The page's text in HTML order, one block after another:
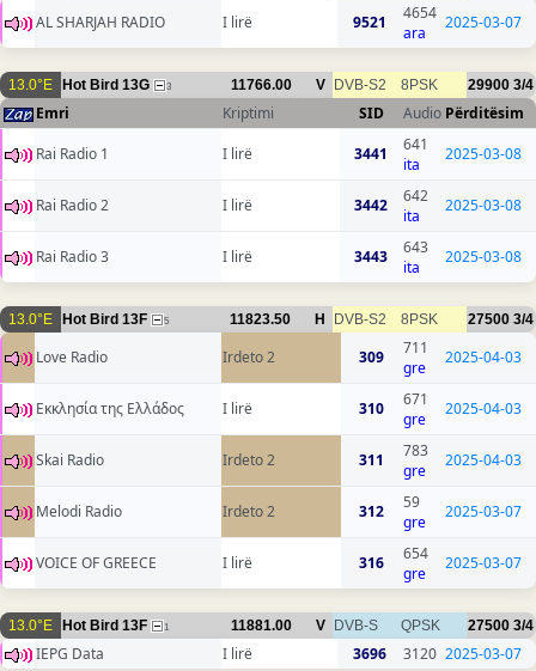
AL SHARJAH RADIO I lirë 9521
4654
ara
2025-03-07
13.0°E Hot Bird 13G 3 11766.00 V DVB-S2 8PSK 29900 3/4
Emri Kriptimi SID Audio Përditësim
Rai Radio 1
I lirë 3441
641
ita
2025-03-08
Rai Radio 2 I lirë 3442
642
ita
2025-03-08
Rai Radio 3 I lirë 3443
643
ita
2025-03-08
13.0°E Hot Bird 13F 5 11823.50 H DVB-S2 8PSK 27500 3/4
Love Radio Irdeto 2 309
711
gre
2025-04-03
Εκκλησία της Ελλάδος I lirë 310
671
gre
2025-04-03
Skai Radio Irdeto 2 311
783
gre
2025-04-03
Melodi Radio Irdeto 2 312
59
gre
2025-03-07
VOICE OF GREECE I lirë 316
654
gre
2025-03-07
13.0°E Hot Bird 13F 1 11881.00 V DVB-S QPSK 27500 3/4
IEPG Data I lirë 3696 3120 2025-03-07